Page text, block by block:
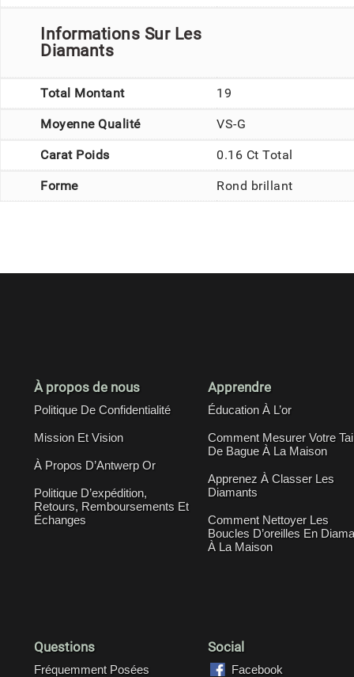
Informations Sur Les
Diamants
Total Montant 19
Moyenne Qualité VS-G
Carat Poids 0.16 Ct Total
Forme Rond brillant
À propos de nous
Politique De Confidentialité
Mission Et Vision
À Propos D’Antwerp Or
Politique D’expédition,
Retours, Remboursements Et
Échanges
Apprendre
Éducation À L’or
Comment Mesurer Votre
De Bague À La Maison
Apprenez À Classer Les
Diamants
Comment Nettoyer Les
Boucles D’oreilles En
À La Maison
Questions
Fréquemment Posées
Social
Facebook